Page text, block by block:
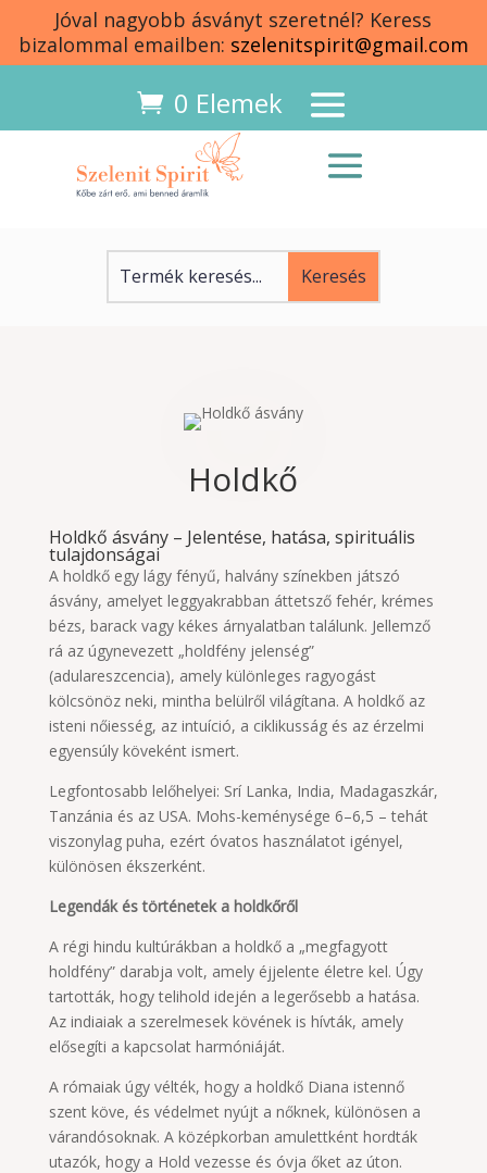
Jóval nagyobb ásványt szeretnél? Keress
bizalommal emailben: szelenitspirit@gmail.com
0 Elemek
Holdkő
Holdkő ásvány – Jelentése, hatása, spirituális
tulajdonságai
A holdkő egy lágy fényű, halvány színekben játszó
ásvány, amelyet leggyakrabban áttetsző fehér, krémes
bézs, barack vagy kékes árnyalatban találunk. Jellemző
rá az úgynevezett „holdfény jelenség”
(adulareszcencia), amely különleges ragyogást
kölcsönöz neki, mintha belülről világítana. A holdkő az
isteni nőiesség, az intuíció, a ciklikusság és az érzelmi
egyensúly köveként ismert.
Legfontosabb lelőhelyei: Srí Lanka, India, Madagaszkár,
Tanzánia és az USA. Mohs-keménysége 6–6,5 – tehát
viszonylag puha, ezért óvatos használatot igényel,
különösen ékszerként.
Legendák és történetek a holdkőről
A régi hindu kultúrákban a holdkő a „megfagyott
holdfény” darabja volt, amely éjjelente életre kel. Úgy
tartották, hogy telihold idején a legerősebb a hatása.
Az indiaiak a szerelmesek kövének is hívták, amely
elősegíti a kapcsolat harmóniáját.
A rómaiak úgy vélték, hogy a holdkő Diana istennő
szent köve, és védelmet nyújt a nőknek, különösen a
várandósoknak. A középkorban amulettként hordták
utazók, hogy a Hold vezesse és óvja őket az úton.